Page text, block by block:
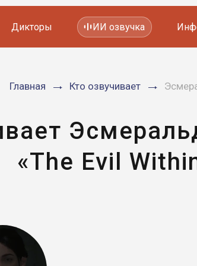
Мультфильмов
Дикторы ИИ озвучка
Главная Кто озвучивает
«The Evil